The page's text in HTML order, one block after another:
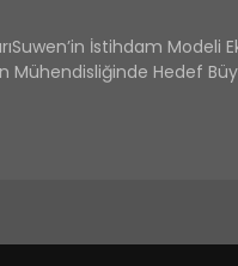
Suwen’in İstihdam Modeli
Mühendisliğinde Hedef